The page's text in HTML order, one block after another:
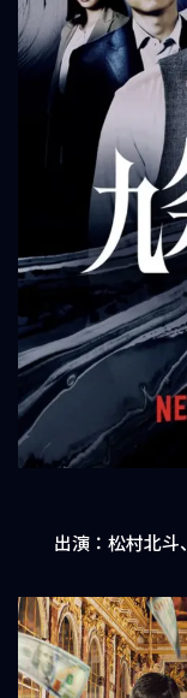
出演：松村北